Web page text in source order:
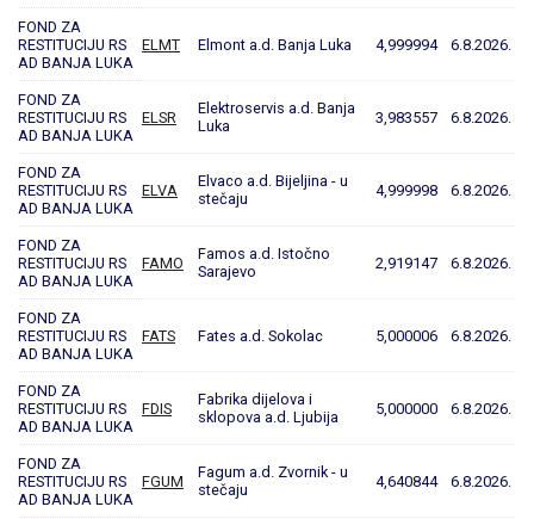
FOND ZA
RESTITUCIJU RS
AD BANJA LUKA
ELMT Elmont a.d. Banja Luka 4,999994 6.8.2026.
FOND ZA
RESTITUCIJU RS
AD BANJA LUKA
ELSR
Elektroservis a.d. Banja
Luka
3,983557 6.8.2026.
FOND ZA
RESTITUCIJU RS
AD BANJA LUKA
ELVA
Elvaco a.d. Bijeljina - u
stečaju
4,999998 6.8.2026.
FOND ZA
RESTITUCIJU RS
AD BANJA LUKA
FAMO
Famos a.d. Istočno
Sarajevo
2,919147 6.8.2026.
FOND ZA
RESTITUCIJU RS
AD BANJA LUKA
FATS Fates a.d. Sokolac 5,000006 6.8.2026.
FOND ZA
RESTITUCIJU RS
AD BANJA LUKA
FDIS
Fabrika dijelova i
sklopova a.d. Ljubija
5,000000 6.8.2026.
FOND ZA
RESTITUCIJU RS
AD BANJA LUKA
FGUM
Fagum a.d. Zvornik - u
stečaju
4,640844 6.8.2026.